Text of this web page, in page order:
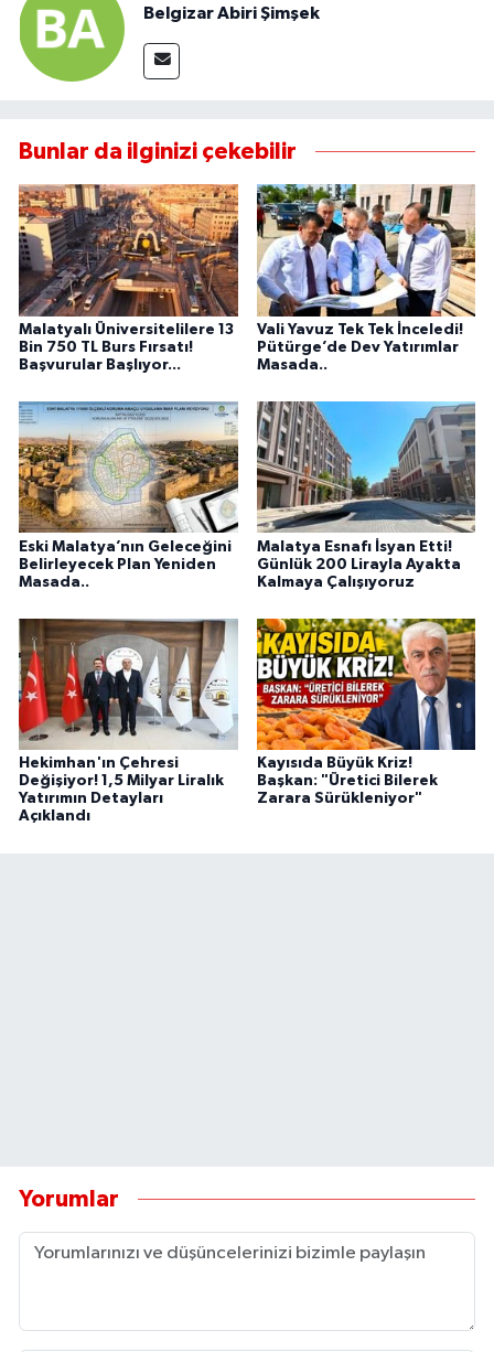
Belgizar Abiri Şimşek
Bunlar da ilginizi çekebilir
Malatyalı Üniversitelilere 13
Bin 750 TL Burs Fırsatı!
Başvurular Başlıyor...
Vali Yavuz Tek Tek İnceledi!
Pütürge’de Dev Yatırımlar
Masada..
Eski Malatya’nın Geleceğini
Belirleyecek Plan Yeniden
Masada..
Malatya Esnafı İsyan Etti!
Günlük 200 Lirayla Ayakta
Kalmaya Çalışıyoruz
Hekimhan'ın Çehresi
Değişiyor! 1,5 Milyar Liralık
Yatırımın Detayları
Açıklandı
Kayısıda Büyük Kriz!
Başkan: "Üretici Bilerek
Zarara Sürükleniyor"
Yorumlar